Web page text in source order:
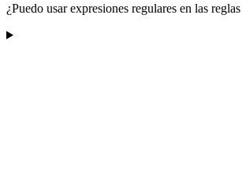
¿Puedo usar expresiones regulares en las